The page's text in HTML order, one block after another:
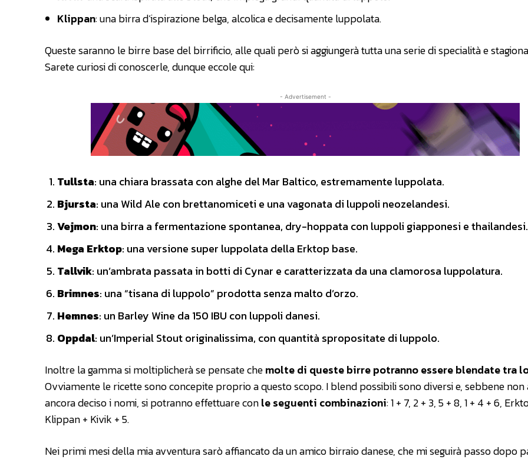
Klippan: una birra d’ispirazione belga, alcolica e decisamente luppolata.
Queste saranno le birre base del birrificio, alle quali però si aggiungerà tutta una serie di specialità e
Sarete curiosi di conoscerle, dunque eccole qui:
- Advertisement -
Tullsta: una chiara brassata con alghe del Mar Baltico, estremamente luppolata.
Bjursta: una Wild Ale con brettanomiceti e una vagonata di luppoli neozelandesi.
Vejmon: una birra a fermentazione spontanea, dry-hoppata con luppoli giapponesi e thailandesi.
Mega Erktop: una versione super luppolata della Erktop base.
Tallvik: un’ambrata passata in botti di Cynar e caratterizzata da una clamorosa luppolatura.
Brimnes: una “tisana di luppolo” prodotta senza malto d’orzo.
Hemnes: un Barley Wine da 150 IBU con luppoli danesi.
Oppdal: un’Imperial Stout originalissima, con quantità spropositate di luppolo.
Inoltre la gamma si moltiplicherà se pensate chemolte di queste birre potranno essere blendate tra
Ovviamente le ricette sono concepite proprio a questo scopo. I blend possibili sono diversi e, sebbene
ancora deciso i nomi, si potranno effettuare conle seguenti combinazioni: 1 + 7, 2 + 3, 5 + 8, 1 + 4 + 6,
Klippan + Kivik + 5.
Nei primi mesi della mia avventura sarò affiancato da un amico birraio danese, che mi seguirà passo dopo